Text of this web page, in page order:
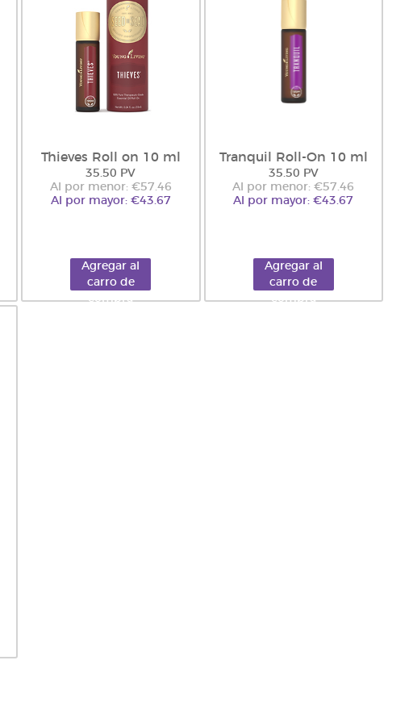
Thieves Roll on 10 ml
35.50 PV
Al por menor: €57.46
Al por mayor: €43.67
Agregar al
carro de
compra
Tranquil Roll-On 10 ml
35.50 PV
Al por menor: €57.46
Al por mayor: €43.67
Agregar al
carro de
compra